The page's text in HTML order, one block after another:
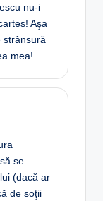
nu-i
Aşa
strânsură
mea!
se
(dacă ar
de soţii